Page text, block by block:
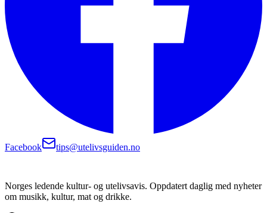
Facebook tips@utelivsguiden.no
Norges ledende kultur- og utelivsavis. Oppdatert daglig med nyheter
om musikk, kultur, mat og drikke.